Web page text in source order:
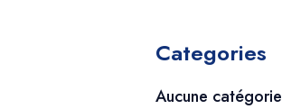
Categories
Aucune catégorie